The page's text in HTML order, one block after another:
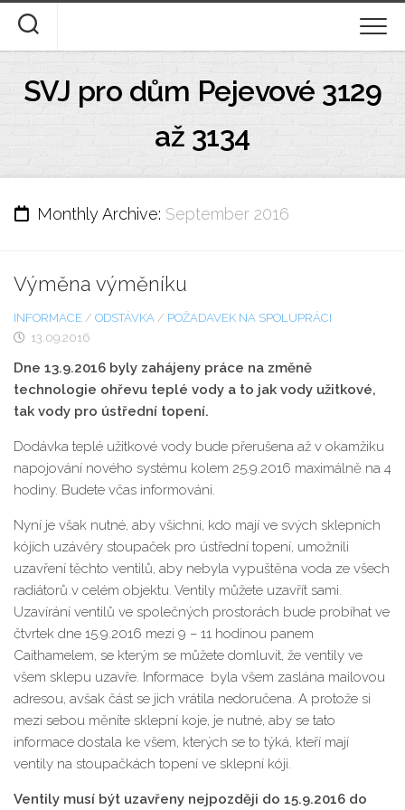
content
DESATERO
O NÁS
SVJ pro dům Pejevové 3129
až 3134
Monthly Archive: September 2016
Výměna výměníku
INFORMACE / ODSTÁVKA / POŽADAVEK NA SPOLUPRÁCI
13.09.2016
Dne 13.9.2016 byly zahájeny práce na změně
technologie ohřevu teplé vody a to jak vody užitkové,
tak vody pro ústřední topení.
Dodávka teplé užitkové vody bude přerušena až v okamžiku
napojování nového systému kolem 25.9.2016 maximálně na 4
hodiny. Budete včas informováni.
Nyní je však nutné, aby všichni, kdo mají ve svých sklepních
kójích uzávěry stoupaček pro ústřední topení, umožnili
uzavření těchto ventilů, aby nebyla vypuštěna voda ze všech
radiátorů v celém objektu. Ventily můžete uzavřít sami.
Uzavírání ventilů ve společných prostorách bude probíhat ve
čtvrtek dne 15.9.2016 mezi 9 – 11 hodinou panem
Caithamelem, se kterým se můžete domluvit, že ventily ve
všem sklepu uzavře. Informace byla všem zaslána mailovou
adresou, avšak část se jich vrátila nedoručena. A protože si
mezi sebou měníte sklepní koje, je nutné, aby se tato
informace dostala ke všem, kterých se to týká, kteří mají
ventily na stoupačkách topení ve sklepní kóji.
Ventily musí být uzavřeny nejpozději do 15.9.2016 do